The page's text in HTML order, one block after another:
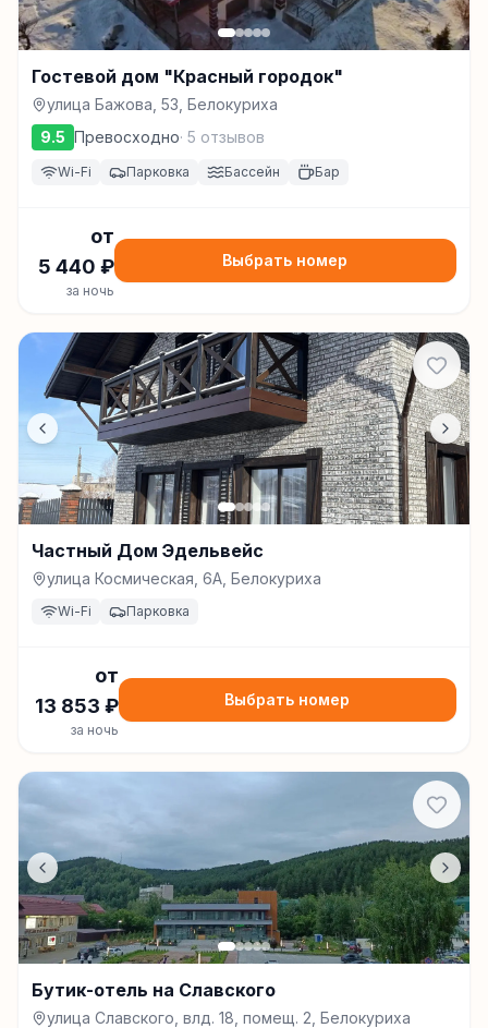
Гостевой дом "Красный городок"
улица Бажова, 53, Белокуриха
9.5 Превосходно· 5 отзывов
Wi-Fi Парковка Бассейн Бар
от
5 440 ₽
за ночь
Выбрать номер
Частный Дом Эдельвейс
улица Космическая, 6А, Белокуриха
Wi-Fi Парковка
от
13 853 ₽
за ночь
Выбрать номер
Бутик-отель на Славского
улица Славского, влд. 18, помещ. 2, Белокуриха